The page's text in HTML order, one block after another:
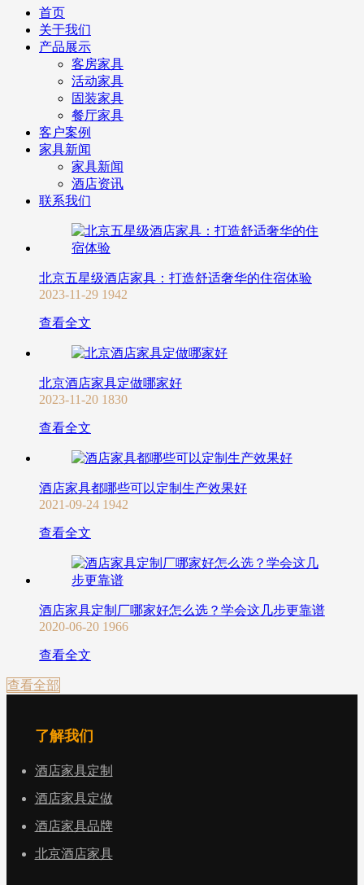
首页
关于我们
产品展示
客房家具
活动家具
固装家具
餐厅家具
客户案例
家具新闻
家具新闻
酒店资讯
联系我们
北京五星级酒店家具：打造舒适奢华的住宿体验
2023-11-29 1942
查看全文
北京酒店家具定做哪家好
2023-11-20 1830
查看全文
酒店家具都哪些可以定制生产效果好
2021-09-24 1942
查看全文
酒店家具定制厂哪家好怎么选？学会这几步更靠谱
2020-06-20 1966
查看全文
查看全部
了解我们
酒店家具定制
酒店家具定做
酒店家具品牌
北京酒店家具